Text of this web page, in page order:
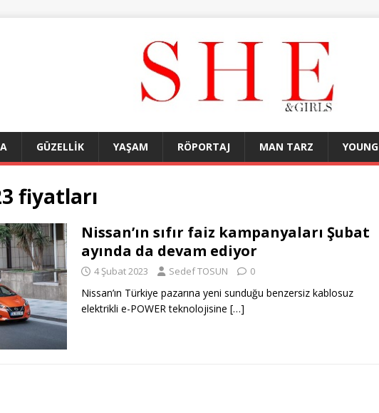
GÜZELLİK YAŞAM RÖPORTAJ MAN TARZ YOUNG
fiyatları
Nissan’ın sıfır faiz kampanyaları Şubat
ayında da devam ediyor
4 Şubat 2023 Sedef TOSUN 0
Nissan’ın Türkiye pazarına yeni sunduğu benzersiz kablosuz
elektrikli e-POWER teknolojisine […]